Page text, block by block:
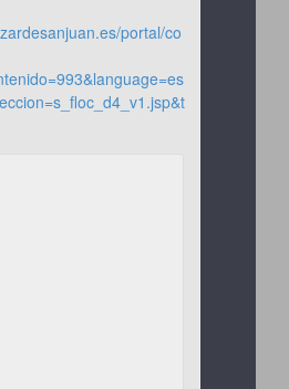
portal/co